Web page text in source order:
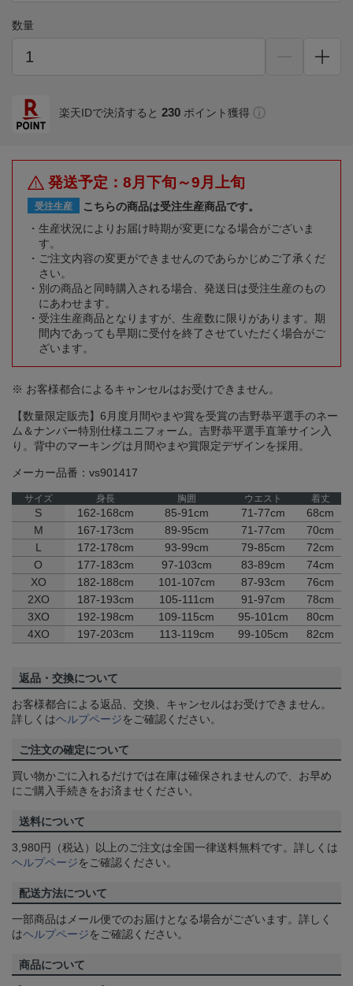
数量
楽天IDで決済すると 230 ポイント獲得
発送予定：8月下旬～9月上旬
受注生産
こちらの商品は受注生産商品です。
生産状況によりお届け時期が変更になる場合がございま
す。
ご注文内容の変更ができませんのであらかじめご了承くだ
さい。
別の商品と同時購入される場合、発送日は受注生産のもの
にあわせます。
受注生産商品となりますが、生産数に限りがあります。期
間内であっても早期に受付を終了させていただく場合がご
ざいます。
※ お客様都合によるキャンセルはお受けできません。
【数量限定販売】6月度月間やまや賞を受賞の吉野恭平選手のネー
ム＆ナンバー特別仕様ユニフォーム。吉野恭平選手直筆サイン入
り。背中のマーキングは月間やまや賞限定デザインを採用。
メーカー品番：vs901417
サイズ 身長 胸囲 ウエスト 着丈
S 162-168cm 85-91cm 71-77cm
68cm
M
167-173cm 89-95cm 71-77cm
70cm
L
172-178cm 93-99cm 79-85cm
72cm
O
177-183cm 97-103cm 83-89cm
74cm
XO
182-188cm 101-107cm 87-93cm
76cm
2XO
187-193cm 105-111cm 91-97cm
78cm
3XO
192-198cm 109-115cm 95-101cm
80cm
4XO
197-203cm 113-119cm 99-105cm 82cm
返品・交換について
お客様都合による返品、交換、キャンセルはお受けできません。
詳しくはヘルプページをご確認ください。
ご注文の確定について
買い物かごに入れるだけでは在庫は確保されませんので、お早め
にご購入手続きをお済ませください。
送料について
3,980円（税込）以上のご注文は全国一律送料無料です。詳しくは
ヘルプページをご確認ください。
配送方法について
一部商品はメール便でのお届けとなる場合がございます。詳しく
はヘルプページをご確認ください。
商品について